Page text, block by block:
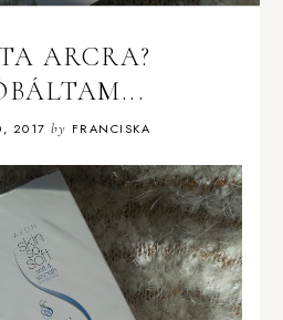
ARCRA?
2017 by FRANCISKA